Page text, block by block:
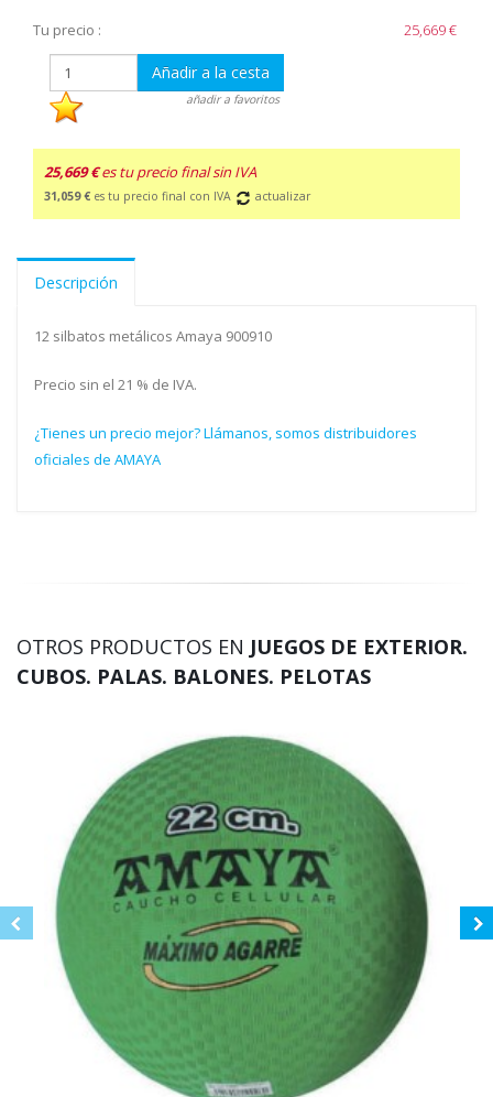
Tu precio : 25,669 €
Añadir a la cesta
añadir a favoritos
25,669 € es tu precio final sin IVA
31,059 € es tu precio final con IVA actualizar
Descripción
12 silbatos metálicos Amaya 900910
Precio sin el 21 % de IVA.
¿Tienes un precio mejor? Llámanos, somos distribuidores
oficiales de AMAYA
OTROS PRODUCTOS EN JUEGOS DE EXTERIOR.
CUBOS. PALAS. BALONES. PELOTAS